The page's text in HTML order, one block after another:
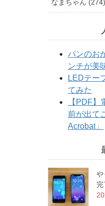
なまちゃん (274)
や
完